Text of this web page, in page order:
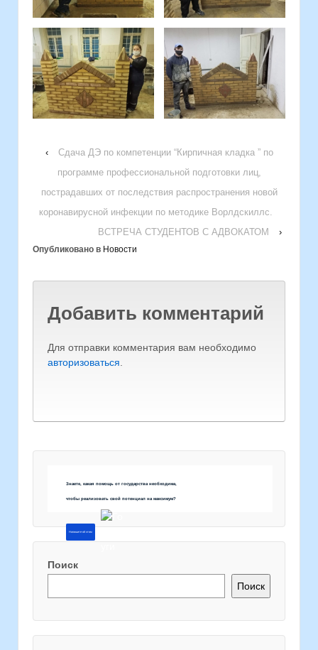
‹
Сдача ДЭ по компетенции “Кирпичная кладка ” по
программе профессиональной подготовки лиц,
пострадавших от последствия распространения новой
коронавирусной инфекции по методике Ворлдскиллс.
ВСТРЕЧА СТУДЕНТОВ С АДВОКАТОМ
›
Опубликовано в Новости
Добавить комментарий
Для отправки комментария вам необходимо
авторизоваться
Знаете, какая помощь от государства необходима,
чтобы реализовать свой потенциал на максимум?
Напишите об этом
Поиск
Поиск